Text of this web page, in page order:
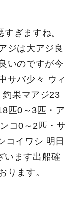
ぎますね。
ジは大アジ良
いのですが今
サバ少々 ウィ
釣果マアジ23
匹0～3匹・ア
コ0～2匹・サ
コイワシ 明日
います出船確
ります。